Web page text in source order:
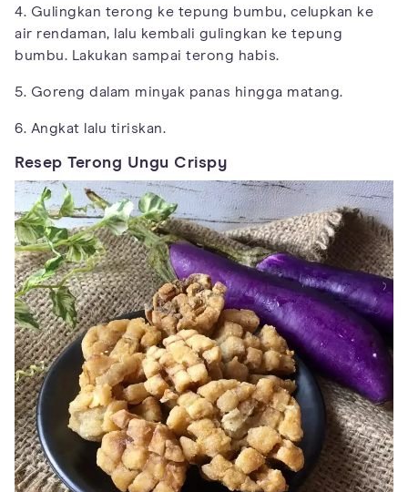
4. Gulingkan terong ke tepung bumbu, celupkan ke
air rendaman, lalu kembali gulingkan ke tepung
bumbu. Lakukan sampai terong habis.
5. Goreng dalam minyak panas hingga matang.
6. Angkat lalu tiriskan.
Resep Terong Ungu Crispy